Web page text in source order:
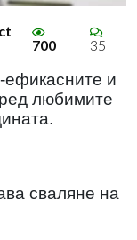
700 35
ефикасните и
любимите
сваляне на